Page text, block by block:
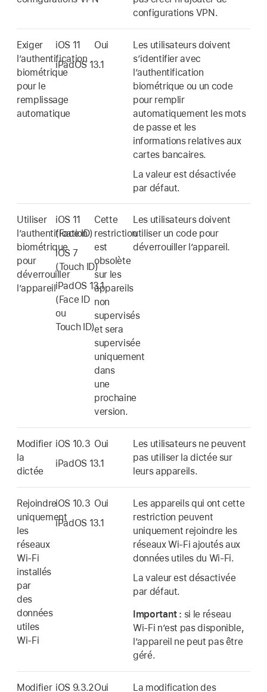
configurations VPN.
Exiger
l’authentification
biométrique
pour le
remplissage
automatique
iOS 11
iPadOS 13.1
Oui
Les utilisateurs doivent
sʼidentifier avec
l’authentification
biométrique ou un code
pour remplir
automatiquement les mots
de passe et les
informations relatives aux
cartes bancaires.
La valeur est désactivée
par défaut.
Utiliser
l’authentification
biométrique
pour
déverrouiller
l’appareil
iOS 11
(Face ID)
iOS 7
(Touch ID)
iPadOS 13.1
(Face ID
ou
Touch ID)
Cette
restriction
est
obsolète
sur les
appareils
non
supervisés
et sera
supervisée
uniquement
dans
une
prochaine
version.
Les utilisateurs doivent
utiliser un code pour
déverrouiller l’appareil.
Modifier
la
dictée
iOS 10.3
iPadOS 13.1
Oui
Les utilisateurs ne peuvent
pas utiliser la dictée sur
leurs appareils.
Rejoindre
uniquement
les
réseaux
Wi-Fi
installés
par
des
données
utiles
Wi-Fi
iOS 10.3
iPadOS 13.1
Oui
Les appareils qui ont cette
restriction peuvent
uniquement rejoindre les
réseauxWi-Fi ajoutés aux
données utiles du Wi-Fi.
La valeur est désactivée
par défaut.
Important : si le réseau
Wi-Fi n’est pas disponible,
l’appareil ne peut pas être
géré.
Modifier iOS 9.3.2Oui La modification des